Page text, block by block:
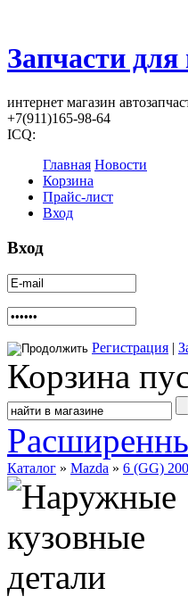
Запчасти
интернет магазин
+7(911)165-98-64
ICQ:
Главная Новости
Корзина
Прайс-лист
Вход
Вход
Регистрация |
Корзина
Каталог » Mazda » 6 (GG)